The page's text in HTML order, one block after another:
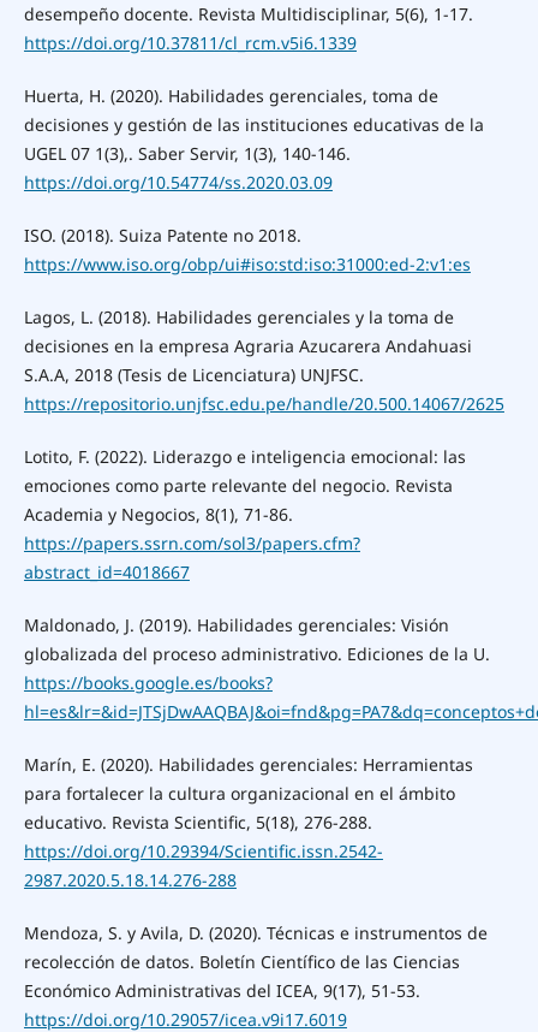
desempeño docente. Revista Multidisciplinar, 5(6), 1-17.
https://doi.org/10.37811/cl_rcm.v5i6.1339
Huerta, H. (2020). Habilidades gerenciales, toma de
decisiones y gestión de las instituciones educativas de la
UGEL 07 1(3),. Saber Servir, 1(3), 140-146.
https://doi.org/10.54774/ss.2020.03.09
ISO. (2018). Suiza Patente no 2018.
https://www.iso.org/obp/ui#iso:std:iso:31000:ed-2:v1:es
Lagos, L. (2018). Habilidades gerenciales y la toma de
decisiones en la empresa Agraria Azucarera Andahuasi
S.A.A, 2018 (Tesis de Licenciatura) UNJFSC.
https://repositorio.unjfsc.edu.pe/handle/20.500.14067/2625
Lotito, F. (2022). Liderazgo e inteligencia emocional: las
emociones como parte relevante del negocio. Revista
Academia y Negocios, 8(1), 71-86.
https://papers.ssrn.com/sol3/papers.cfm?
abstract_id=4018667
Maldonado, J. (2019). Habilidades gerenciales: Visión
globalizada del proceso administrativo. Ediciones de la U.
https://books.google.es/books?
Marín, E. (2020). Habilidades gerenciales: Herramientas
para fortalecer la cultura organizacional en el ámbito
educativo. Revista Scientific, 5(18), 276-288.
https://doi.org/10.29394/Scientific.issn.2542-
2987.2020.5.18.14.276-288
Mendoza, S. y Avila, D. (2020). Técnicas e instrumentos de
recolección de datos. Boletín Científico de las Ciencias
Económico Administrativas del ICEA, 9(17), 51-53.
https://doi.org/10.29057/icea.v9i17.6019